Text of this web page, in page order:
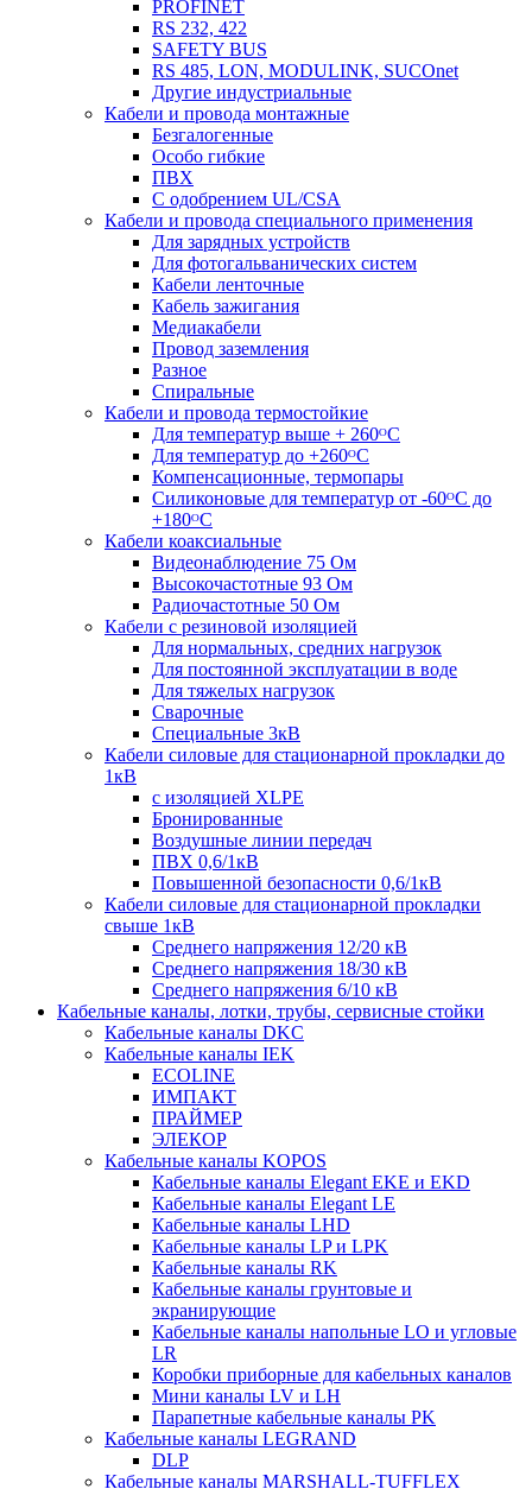
PROFINET
RS 232, 422
SAFETY BUS
RS 485, LON, MODULINK, SUCOnet
Другие индустриальные
Кабели и провода монтажные
Безгалогенные
Особо гибкие
ПВХ
С одобрением UL/CSA
Кабели и провода специального применения
Для зарядных устройств
Для фотогальванических систем
Кабели ленточные
Кабель зажигания
Медиакабели
Провод заземления
Разное
Спиральные
Кабели и провода термостойкие
Для температур выше + 260ᴼС
Для температур до +260ᴼС
Компенсационные, термопары
Силиконовые для температур от -60ᴼC до
+180ᴼС
Кабели коаксиальные
Видеонаблюдение 75 Ом
Высокочастотные 93 Ом
Радиочастотные 50 Ом
Кабели с резиновой изоляцией
Для нормальных, средних нагрузок
Для постоянной эксплуатации в воде
Для тяжелых нагрузок
Сварочные
Специальные 3кВ
Кабели силовые для стационарной прокладки до
1кВ
c изоляцией XLPE
Бронированные
Воздушные линии передач
ПВХ 0,6/1кВ
Повышенной безопасности 0,6/1кВ
Кабели силовые для стационарной прокладки
свыше 1кВ
Среднего напряжения 12/20 кВ
Среднего напряжения 18/30 кВ
Среднего напряжения 6/10 кВ
Кабельные каналы, лотки, трубы, сервисные стойки
Кабельные каналы DKC
Кабельные каналы IEK
ECOLINE
ИМПАКТ
ПРАЙМЕР
ЭЛЕКОР
Кабельные каналы KOPOS
Кабельные каналы Elegant EKE и EKD
Кабельные каналы Elegant LE
Кабельные каналы LHD
Кабельные каналы LP и LPK
Кабельные каналы RK
Кабельные каналы грунтовые и
экранирующие
Кабельные каналы напольные LO и угловые
LR
Коробки приборные для кабельных каналов
Мини каналы LV и LH
Парапетные кабельные каналы PK
Кабельные каналы LEGRAND
DLP
Кабельные каналы MARSHALL-TUFFLEX